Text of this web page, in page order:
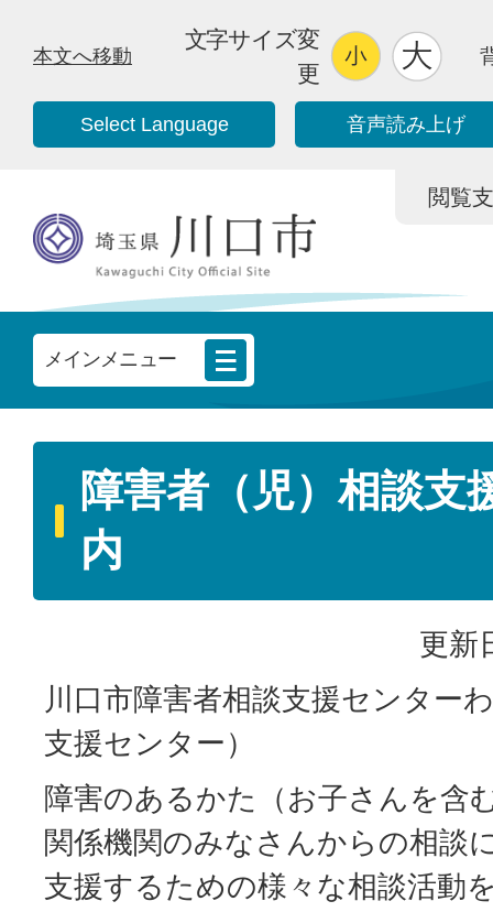
本文へ移動
文字サイズ変
更
Select Language 音声読み上げ
閲覧
メインメニュー
障害者（児）相談支
内
更新
川口市障害者相談支援センター
支援センター）
障害のあるかた（お子さんを含
関係機関のみなさんからの相談
支援するための様々な相談活動